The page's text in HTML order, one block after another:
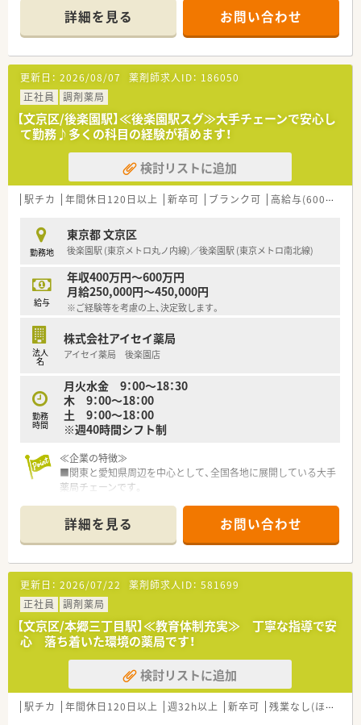
に富んでおり着実にスキルアップが可能です。
■社長が薬剤師であり育休も取得しており、女性が長く働き続け
られる企業を目指しています。
■こどもクリニック＆こども薬局などの職場体験や地域活動を
積極的に行っています。
■ノルマなども無くノビノビと成長する環境を意識している為、
非常に働きやすい社風です。
■中途入社の多くは、入社の決め手は「薬局の雰囲気」良かった
という意見が圧倒的多く、働きやすい社風が影響しており、医療
業界では高水準の人材定着率97％と非常に高いです。
≪福利厚生が整っています≫
■お薬代サポートでは、処方箋をアイセイ薬局へもっていけば7
割を会社が負担してくれます。
るので病欠などでも安心です。
■有休は、みんなで助け合い取得するという社風なので消化率は
84%と非常に高い水準です。
■育休はお子様が3歳になる迄、時短制度はお子様が小学生にな
るまで取得を延長する事が可能です。
■財形貯蓄?インフルエンザ補助制度?確定拠出年金など様々制
度があります。
≪勉強できる環境です♪≫
■薬剤師のスペシャリストとして、在宅医療や漢方といった専門
■現場主義（好きな）の方が多いので、マネージャーや支店長、採
用・教育などの人事業務、医療モール開発といった新規開発に携
わるなど、活躍できるチャンスが多い企業です。
■自動監査システムや自動混注器などの最新技術を店舗へ順次
薬剤師の業務負担を減らし、患者様の服薬管理・指導へより注力
できる体制を整えています。
■「eラーニング?研修」が豊富に用意されており、薬剤師?社会人
としての知識を身に付ける事が可能です。
■経験の少ない方には、OJT研修なども用意されています。（e-ラ
ーニングは全額補助で受講が可能）
■医療モール?個人医院?総合病院前など様々な形態で運営して
おり色々な経験を積む事が可能です。
■医療モール受けの薬局では、医師との距離が近合同勉強会など
への参加など貴重な経験ができます。
※医療モール開発のパイオニア企業である同社は全国153カ所
にモール受け薬局を展開中
≪こんな薬局です≫
■日・祝と定休日の薬局です。
■子楽園駅より徒歩1分と駅チカの為、通勤が非常に便利です。
■心療内科, 耳鼻科, 精神科, 整形外科を主に取り扱っており、勉
強のできる環境です。
詳細を見る お問い合わせ
更新日： 2026/08/07 薬剤師求人ID： 186050
正社員
調剤薬局
【文京区/後楽園駅】≪後楽園駅スグ≫大手チェーンで安心し
て勤務♪多くの科目の経験が積めます！
検討リストに追加
駅チカ 年間休日120日以上 新卒可 ブランク可 高給与(600万円以上)
勤務地
東京都 文京区
後楽園駅 (東京メトロ丸ノ内線)／後楽園駅 (東京メトロ南北線)
給与
年収400万円～600万円
月給250,000円～450,000円
※ご経験等を考慮の上、決定致します。
法人
名
株式会社アイセイ薬局
アイセイ薬局 後楽園店
勤務
時間
月火水金 9：00～18：30
木 9：00～18：00
土 9：00～18：00
※週40時間シフト制
≪企業の特徴≫
■関東と愛知県周辺を中心として、全国各地に展開している大手
薬局チェーンです。
に富んでおり着実にスキルアップが可能です。
■社長が薬剤師であり育休も取得しており、女性が長く働き続け
られる企業を目指しています。
■こどもクリニック＆こども薬局などの職場体験や地域活動を
積極的に行っています。
■ノルマなども無くノビノビと成長する環境を意識している為、
非常に働きやすい社風です。
■中途入社の多くは、入社の決め手は「薬局の雰囲気」良かった
という意見が圧倒的多く、働きやすい社風が影響しており、医療
業界では高水準の人材定着率97％と非常に高いです。
≪福利厚生が整っています≫
■お薬代サポートでは、処方箋をアイセイ薬局へもっていけば7
割を会社が負担してくれます。
詳細を見る お問い合わせ
更新日： 2026/07/22 薬剤師求人ID： 581699
正社員
調剤薬局
【文京区/本郷三丁目駅】≪教育体制充実≫ 丁寧な指導で安
心 落ち着いた環境の薬局です！
検討リストに追加
駅チカ 年間休日120日以上 週32h以上 新卒可 残業なし(ほぼなし含む)